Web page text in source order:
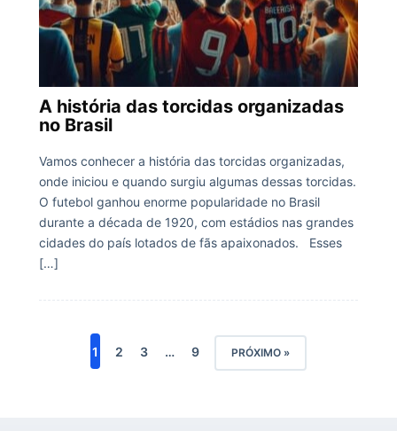
A história das torcidas organizadas
no Brasil
Vamos conhecer a história das torcidas organizadas,
onde iniciou e quando surgiu algumas dessas torcidas.
O futebol ganhou enorme popularidade no Brasil
durante a década de 1920, com estádios nas grandes
cidades do país lotados de fãs apaixonados. Esses
[…]
1 2 3 … 9 PRÓXIMO »